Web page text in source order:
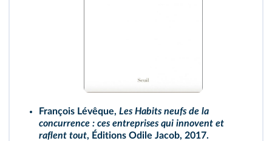
François Lévêque, Les Habits neufs de la
concurrence : ces entreprises qui innovent et
raflent tout, Éditions Odile Jacob, 2017.